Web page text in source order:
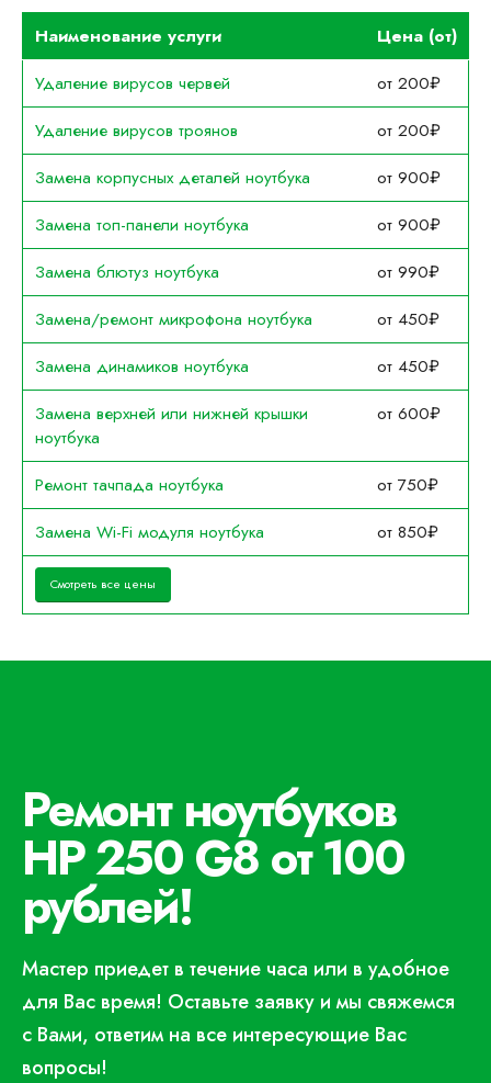
Наименование услуги
Цена (от)
Удаление вирусов червей
от 200₽
Удаление вирусов троянов
от 200₽
Замена корпусных деталей ноутбука
от 900₽
Замена топ-панели ноутбука
от 900₽
Замена блютуз ноутбука
от 990₽
Замена/ремонт микрофона ноутбука
от 450₽
Замена динамиков ноутбука
от 450₽
Замена верхней или нижней крышки
ноутбука
от 600₽
Ремонт тачпада ноутбука
от 750₽
Замена Wi-Fi модуля ноутбука
от 850₽
Смотреть все цены
Ремонт ноутбуков
HP 250 G8 от 100
рублей!
Мастер приедет в течение часа или в удобное
для Вас время! Оставьте заявку и мы свяжемся
с Вами, ответим на все интересующие Вас
вопросы!